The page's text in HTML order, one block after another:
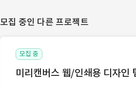
모집 중인 다른 프로젝트
모집 중
미리캔버스 웹/인쇄용 디자인